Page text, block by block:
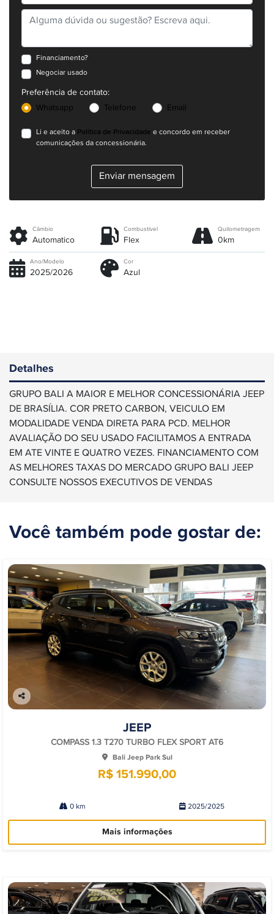
Financiamento?
Negociar usado
Preferência de contato:
Whatsapp
Telefone Email
Li e aceito a Política de Privacidade e concordo em receber
comunicações da concessionária.
Enviar mensagem
Câmbio
Automatico
Combustível
Flex
Quilometragem
0km
Ano/Modelo
2025/2026
Cor
Azul
Detalhes
GRUPO BALI A MAIOR E MELHOR CONCESSIONÁRIA JEEP
DE BRASÍLIA. COR PRETO CARBON, VEICULO EM
MODALIDADE VENDA DIRETA PARA PCD. MELHOR
AVALIAÇÃO DO SEU USADO FACILITAMOS A ENTRADA
EM ATE VINTE E QUATRO VEZES. FINANCIAMENTO COM
AS MELHORES TAXAS DO MERCADO GRUPO BALI JEEP
CONSULTE NOSSOS EXECUTIVOS DE VENDAS
Você também pode gostar de:
JEEP
COMPASS 1.3 T270 TURBO FLEX SPORT AT6
Bali Jeep Park Sul
R$ 151.990,00
0 km 2025/2025
Mais informações